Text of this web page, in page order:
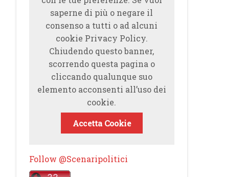
saperne di più o negare il
consenso a tutti o ad alcuni
cookie Privacy Policy.
Chiudendo questo banner,
scorrendo questa pagina o
cliccando qualunque suo
elemento acconsenti all’uso dei
cookie.
Accetta Cookie
Follow @Scenaripolitici